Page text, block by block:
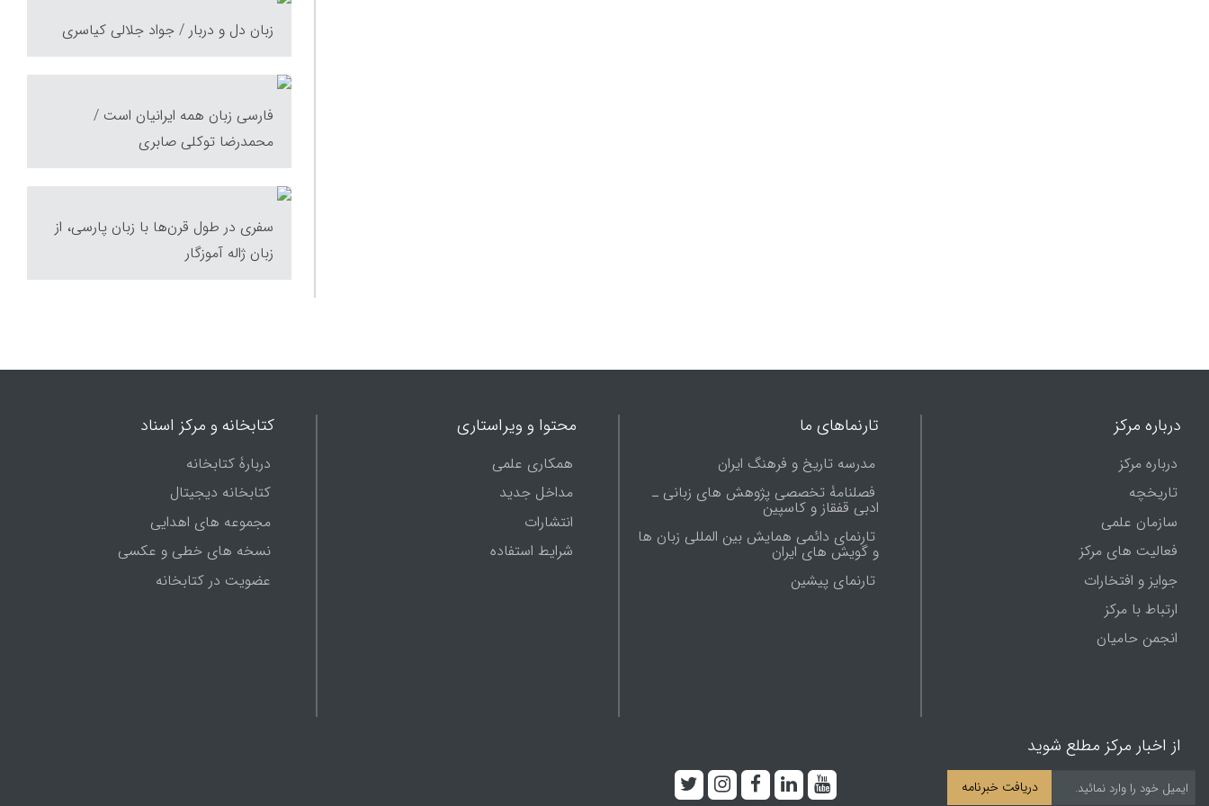
زبان دل و دربار / جواد جلالی کیاسری
فارسی زبان همه ایرانیان است /
محمدرضا توكلى صابرى
سفری در طول قرن‌ها با زبان پارسی، از
زبان ژاله آموزگار
درباره مرکز
درباره مرکز
تاریخچه
سازمان علمی
فعالیت های مرکز
جوایز و افتخارات
ارتباط با مرکز
انجمن حامیان
تارنماهای ما
مدرسه تاریخ و فرهنگ ایران
فصلنامۀ تخصصی پژوهش های زبانی ـ
ادبی قفقاز و کاسپین
تارنمای دائمی همایش بین المللی زبان ها
و گویش های ایران
تارنماى پيشين
محتوا و ویراستاری
همکاری علمی
مداخل جدید
انتشارات
شرایط استفاده
کتابخانه و مرکز اسناد
دربارۀ کتابخانه
کتابخانه دیجیتال
مجموعه های اهدایی
نسخه های خطی و عکسی
عضویت در کتابخانه
از اخبار مرکز مطلع شوید
دریافت خبرنامه